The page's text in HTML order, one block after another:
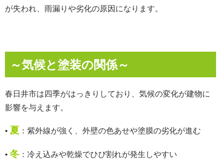
が失われ、雨漏りや劣化の原因になります。
～気候と塗装の関係～
春日井市は四季がはっきりしており、気候の変化が建物に
影響を与えます。
• 夏 ：紫外線が強く、外壁の色あせや塗膜の劣化が進む
• 冬 ：冷え込みや乾燥でひび割れが発生しやすい